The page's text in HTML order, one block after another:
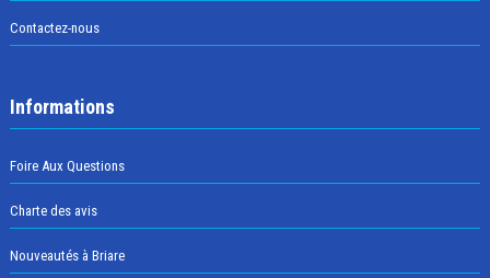
Contactez-nous
Informations
Foire Aux Questions
Charte des avis
Nouveautés à Briare